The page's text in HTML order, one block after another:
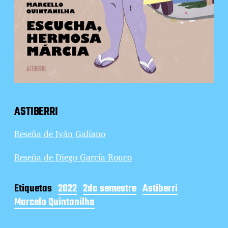
ASTIBERRI
Reseña de Iván Galiano
Reseña de Diego García Rouco
Etiquetas 2022 2do semestre Astiberri
Marcelo Quintanilha